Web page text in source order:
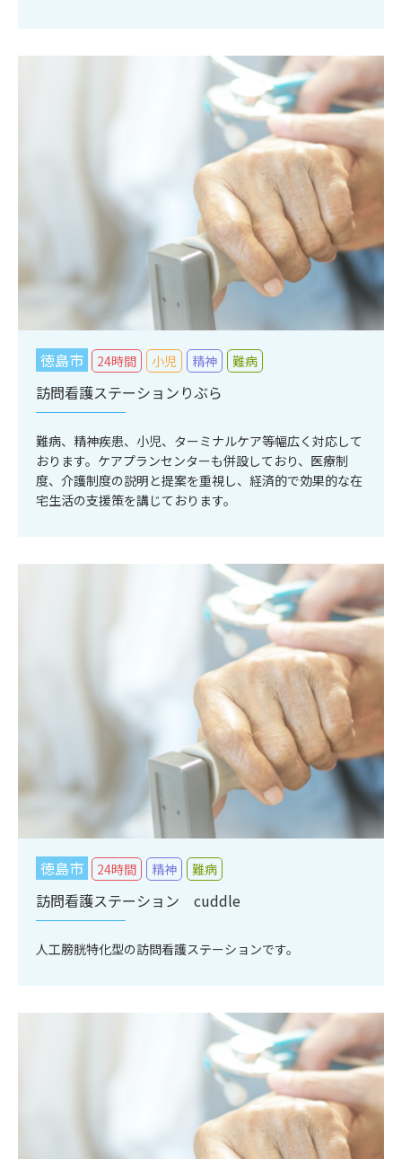
徳島市 24時間 小児 精神 難病
訪問看護ステーションりぶら
難病、精神疾患、小児、ターミナルケア等幅広く対応して
おります。ケアプランセンターも併設しており、医療制
度、介護制度の説明と提案を重視し、経済的で効果的な在
宅生活の支援策を講じております。
徳島市 24時間 精神 難病
訪問看護ステーション cuddle
人工膀胱特化型の訪問看護ステーションです。